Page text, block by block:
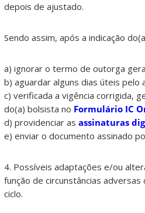
depois de ajustado.
Sendo assim, após a indicação
a) ignorar o termo de outorga
b) aguardar alguns dias úteis pelo
c) verificada a vigência corrigida,
do(a) bolsista no Formulário IC
d) providenciar as assinaturas
e) enviar o documento assinado
4. Possíveis adaptações e/ou
função de circunstâncias adversas
ciclo.